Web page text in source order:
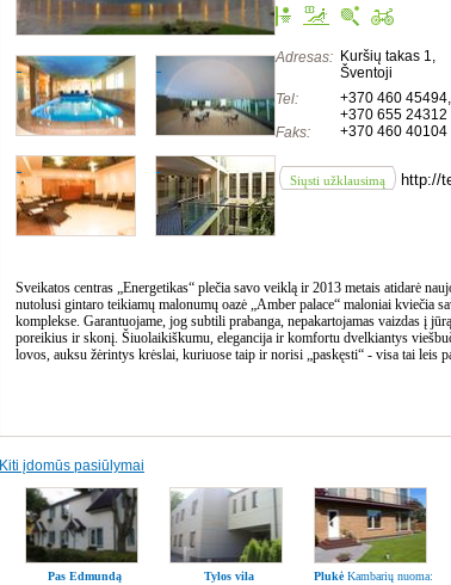
Adresas: Kuršių takas 1,
Šventoji
Tel:
+370 460 45494,
+370 655 24312
Faks:
+370 460 40104
Siųsti užklausimą http://
Sveikatos centras „Energetikas“ plečia savo veiklą ir 2013 metais atidarė
nutolusi gintaro teikiamų malonumų oazė „Amber palace“ maloniai kviečia
komplekse. Garantuojame, jog subtili prabanga, nepakartojamas vaizdas į
poreikius ir skonį. Šiuolaikiškumu, elegancija ir komfortu dvelkiantys
lovos, auksu žėrintys krėslai, kuriuose taip ir norisi „paskęsti“ - visa tai leis
Kiti įdomūs pasiūlymai
Pas Edmundą Tylos vila Plukė Kambarių nuoma: